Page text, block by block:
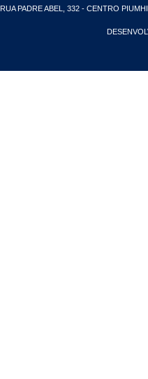
RUA PADRE ABEL, 332 - CENTRO